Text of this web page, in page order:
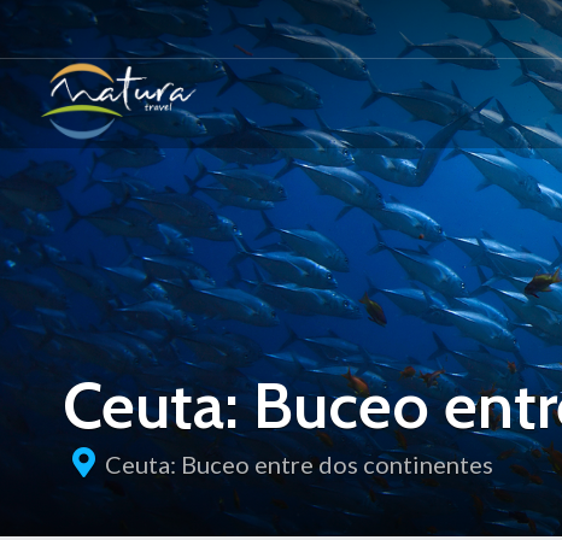
Ceuta: Buceo
Ceuta: Buceo entre dos continentes